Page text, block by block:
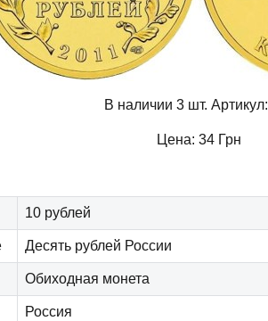
В наличии 3 шт. Артикул:
Цена: 34 Грн
10 рублей
Десять рублей России
Обиходная монета
Россия